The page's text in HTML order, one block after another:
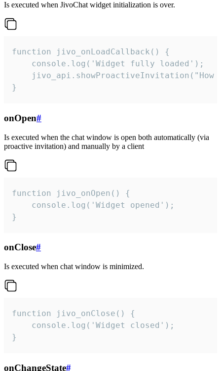
Is executed when JivoChat widget initialization is over.
function jivo_onLoadCallback() {
    console.log('Widget fully loaded');
jivo_api.showProactiveInvitation("How
}
onOpen#
Is executed when the chat window is open both automatically (via
proactive invitation) and manually by a client
function jivo_onOpen() {
    console.log('Widget opened');
}
onClose#
Is executed when chat window is minimized.
function jivo_onClose() {
    console.log('Widget closed');
}
onChangeState#